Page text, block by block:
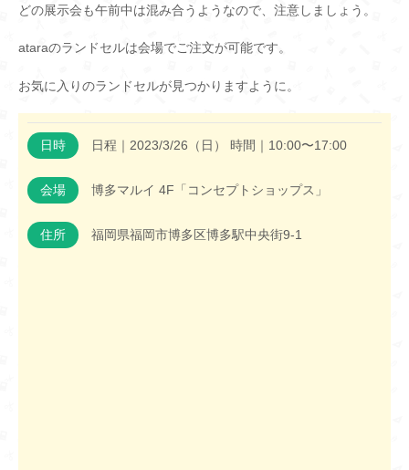
どの展示会も午前中は混み合うようなので、注意しましょう。
ataraのランドセルは会場でご注文が可能です。
お気に入りのランドセルが見つかりますように。
日時 日程｜2023/3/26（日） 時間｜10:00〜17:00
会場 博多マルイ 4F「コンセプトショップス」
住所 福岡県福岡市博多区博多駅中央街9-1